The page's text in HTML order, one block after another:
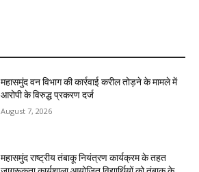
महासमुंद वन विभाग की कार्रवाई करील तोड़ने के मामले में
आरोपी के विरुद्ध प्रकरण दर्ज
August 7, 2026
महासमुंद राष्ट्रीय तंबाकू नियंत्रण कार्यक्रम के तहत